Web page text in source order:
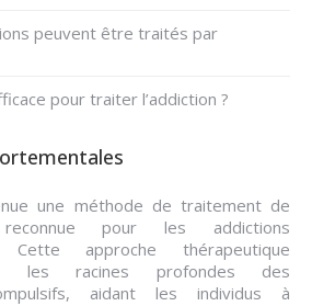
peuvent être traités par
pour traiter l’addiction ?
une méthode de traitement de
pour les addictions
Cette approche thérapeutique
les racines profondes des
aidant les individus à